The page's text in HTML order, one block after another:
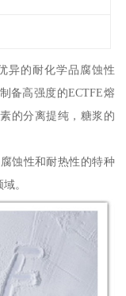
异的耐化学品腐蚀性
备高强度的ECTFE熔
的分离提纯，糖浆的
蚀性和耐热性的特种
。